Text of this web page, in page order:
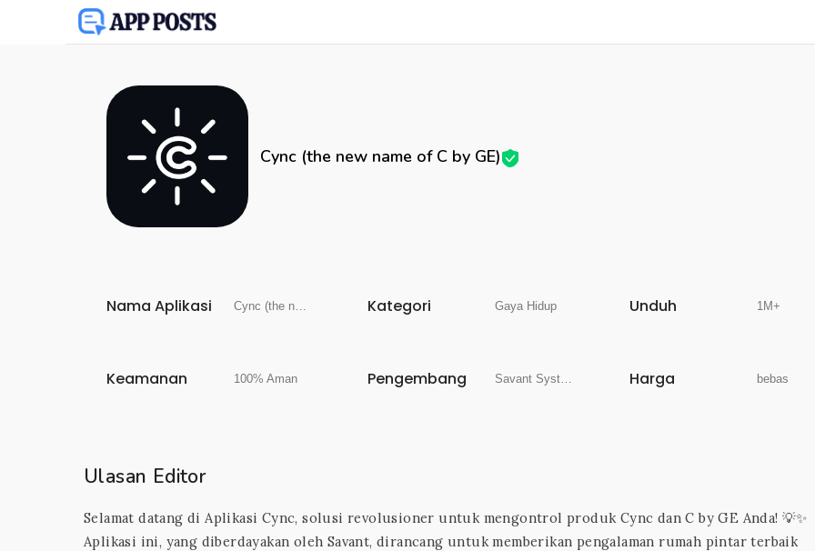
Cync (the new name of C by GE)
Nama Aplikasi Cync (the new name of C by GE) Kategori Gaya Hidup Unduh 1M+
Keamanan 100% Aman Pengembang Savant Systems, Inc. Harga bebas
Ulasan Editor
Selamat datang di Aplikasi Cync, solusi revolusioner untuk mengontrol produk Cync dan C by GE Anda! 💡✨
Aplikasi ini, yang diberdayakan oleh Savant, dirancang untuk memberikan pengalaman rumah pintar terbaik